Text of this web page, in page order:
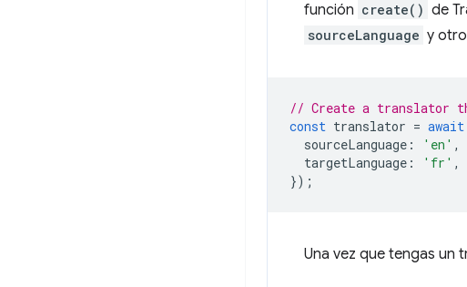
función create() de
sourceLanguage y
// Create a translator
const translator = await
sourceLanguage : 'en' ,
targetLanguage : 'fr' ,
});
Una vez que tengas un